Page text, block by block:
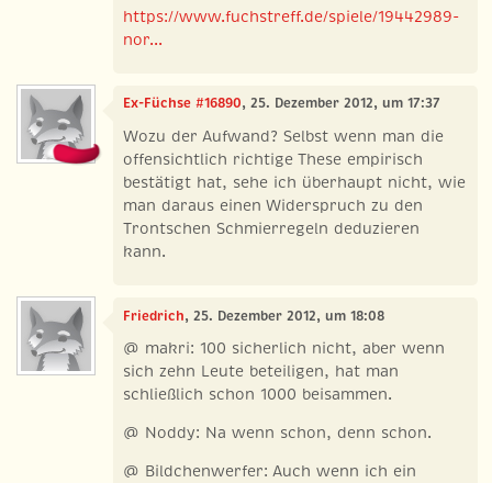
https://www.fuchstreff.de/spiele/19442989-
nor...
Ex-Füchse #16890, 25. Dezember 2012, um 17:37
Wozu der Aufwand? Selbst wenn man die
offensichtlich richtige These empirisch
bestätigt hat, sehe ich überhaupt nicht, wie
man daraus einen Widerspruch zu den
Trontschen Schmierregeln deduzieren
kann.
Friedrich, 25. Dezember 2012, um 18:08
@ makri: 100 sicherlich nicht, aber wenn
sich zehn Leute beteiligen, hat man
schließlich schon 1000 beisammen.
@ Noddy: Na wenn schon, denn schon.
@ Bildchenwerfer: Auch wenn ich ein